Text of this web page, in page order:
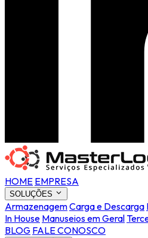
HOME EMPRESA
SOLUÇÕES
ArmazenagemCarga e Descarga
In House Manuseios em Geral
BLOG FALE CONOSCO